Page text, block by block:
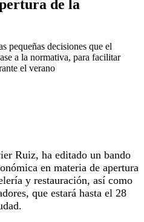
de la
pequeñas decisiones que el
a la normativa, para facilitar
el verano
Ruiz, ha editado un bando
en materia de apertura
y restauración, así como
que estará hasta el 28